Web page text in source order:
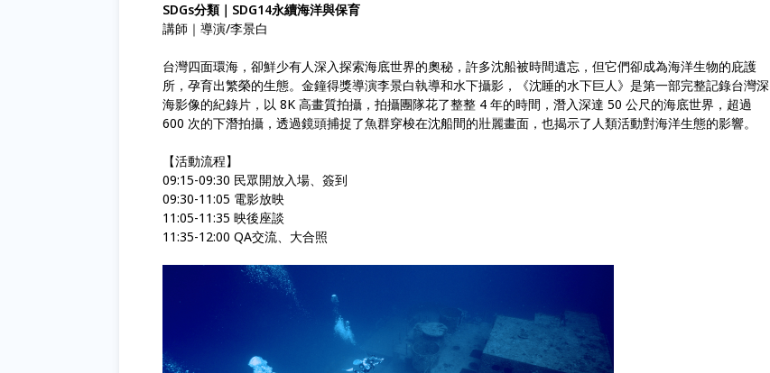
SDGs分類｜SDG14永續海洋與保育
講師｜導演/李景白
台灣四面環海，卻鮮少有人深入探索海底世界的奧秘，許多沈船被時間遺忘，但它們卻成為海洋生物的庇護
所，孕育出繁榮的生態。金鐘得獎導演李景白執導和水下攝影，《沈睡的水下巨人》是第一部完整記錄台灣深
海影像的紀錄片，以 8K 高畫質拍攝，拍攝團隊花了整整 4 年的時間，潛入深達 50 公尺的海底世界，超過
600 次的下潛拍攝，透過鏡頭捕捉了魚群穿梭在沈船間的壯麗畫面，也揭示了人類活動對海洋生態的影響。
【活動流程】
09:15-09:30 民眾開放入場、簽到
09:30-11:05 電影放映
11:05-11:35 映後座談
11:35-12:00 QA交流、大合照